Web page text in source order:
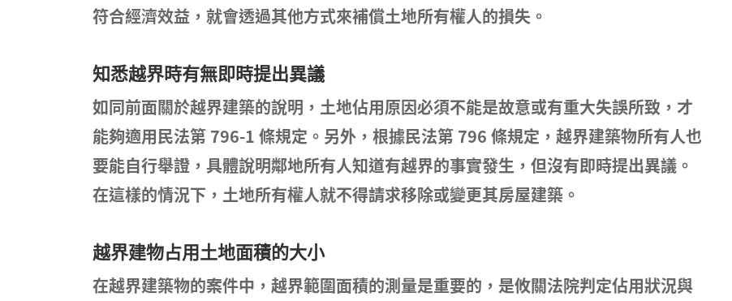
符合經濟效益，就會透過其他方式來補償土地所有權人的損失。
知悉越界時有無即時提出異議
如同前面關於越界建築的說明，土地佔用原因必須不能是故意或有重大失誤所致，才
能夠適用民法第 796-1 條規定。另外，根據民法第 796 條規定，越界建築物所有人也
要能自行舉證，具體說明鄰地所有人知道有越界的事實發生，但沒有即時提出異議。
在這樣的情況下，土地所有權人就不得請求移除或變更其房屋建築。
越界建物占用土地面積的大小
在越界建築物的案件中，越界範圍面積的測量是重要的，是攸關法院判定佔用狀況與